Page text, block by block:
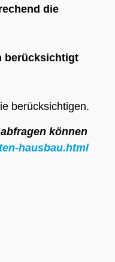
die
berücksichtigt
berücksichtigen.
können
hausbau.html